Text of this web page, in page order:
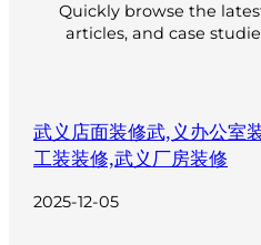
Quickly browse the
articles, and case
武义店面装修武,义办公室
工装装修,武义厂房装修
2025-12-05